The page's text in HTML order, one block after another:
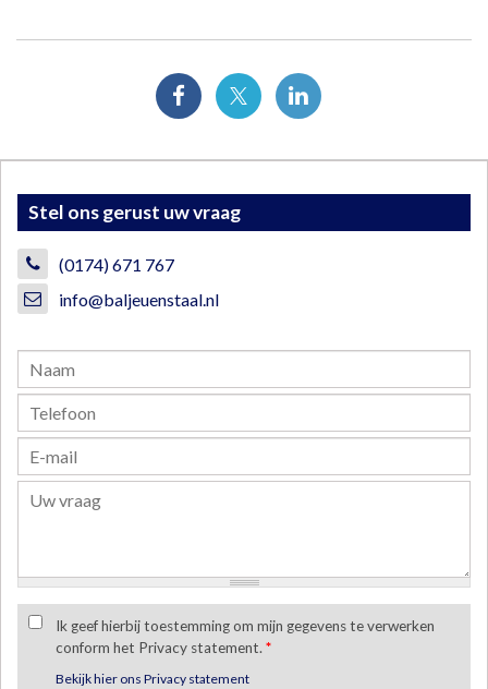
Stel ons gerust uw vraag
(0174) 671 767
info@baljeuenstaal.nl
Ik geef hierbij toestemming om mijn gegevens te verwerken
conform het Privacy statement.*
Bekijk hier ons Privacy statement